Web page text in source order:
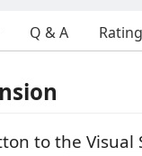
Q & A
to the Visual